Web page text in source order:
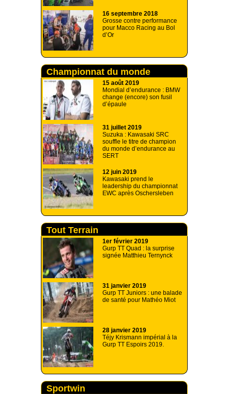
16 septembre 2018
Grosse contre performance
pour Macco Racing au Bol
d’Or
Championnat du monde
d'endurance
15 août 2019
Mondial d’endurance : BMW
change (encore) son fusil
d’épaule
31 juillet 2019
Suzuka : Kawasaki SRC
souffle le titre de champion
du monde d’endurance au
SERT
12 juin 2019
Kawasaki prend le
leadership du championnat
EWC après Oschersleben
Tout Terrain
1er février 2019
Gurp TT Quad : la surprise
signée Matthieu Ternynck
31 janvier 2019
Gurp TT Juniors : une balade
de santé pour Mathéo Miot
28 janvier 2019
Téjy Krismann impérial à la
Gurp TT Espoirs 2019.
Sportwin